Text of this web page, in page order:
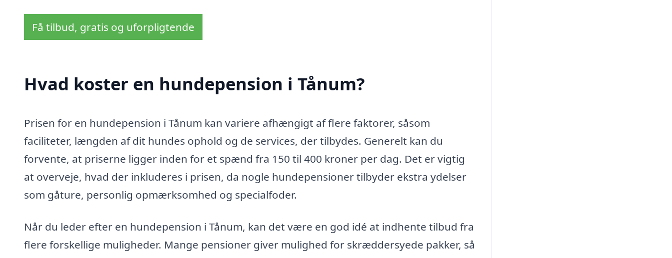
Få tilbud, gratis og uforpligtende
Hvad koster en hundepension i Tånum?
Prisen for en hundepension i Tånum kan variere afhængigt af flere faktorer, såsom
faciliteter, længden af dit hundes ophold og de services, der tilbydes. Generelt kan du
forvente, at priserne ligger inden for et spænd fra 150 til 400 kroner per dag. Det er vigtig
at overveje, hvad der inkluderes i prisen, da nogle hundepensioner tilbyder ekstra ydelser
som gåture, personlig opmærksomhed og specialfoder.
Når du leder efter en hundepension i Tånum, kan det være en god idé at indhente tilbud fra
flere forskellige muligheder. Mange pensioner giver mulighed for skræddersyede pakker, så